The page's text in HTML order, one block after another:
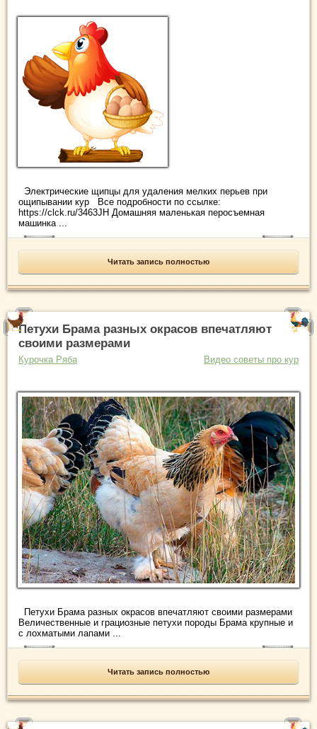
Электрические щипцы для удаления мелких перьев при
ощипывании кур Все подробности по ссылке:
https://clck.ru/3463JH Домашняя маленькая перосъемная
машинка ...
Читать запись полностью
Петухи Брама разных окрасов впечатляют
своими размерами
Курочка Ряба Видео советы про кур
Петухи Брама разных окрасов впечатляют своими размерами
Величественные и грациозные петухи породы Брама крупные и
с лохматыми лапами ...
Читать запись полностью